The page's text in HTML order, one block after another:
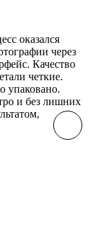
оказался
через
Качество
четкие.
упаковано.
и без лишних